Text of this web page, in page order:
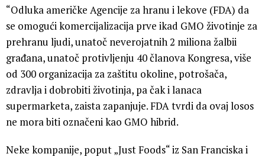
“Odluka američke Agencije za hranu i lekove (FDA) da
se omogući komercijalizacija prve ikad GMO životinje za
prehranu ljudi, unatoč neverojatnih 2 miliona žalbii
građana, unatoč protivljenju 40 članova Kongresa, više
od 300 organizacija za zaštitu okoline, potrošača,
zdravlja i dobrobiti životinja, pa čak i lanaca
supermarketa, zaista zapanjuje. FDA tvrdi da ovaj losos
ne mora biti označeni kao GMO hibrid.
Neke kompanije, poput „Just Foods“ iz San Franciska i